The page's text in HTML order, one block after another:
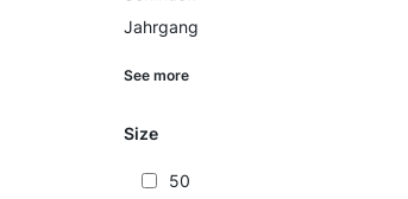
Jahrgang
See more
Size
50